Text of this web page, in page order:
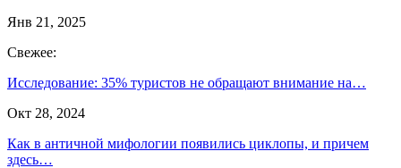
Янв 21, 2025
Свежее:
Исследование: 35% туристов не обращают внимание на…
Окт 28, 2024
Как в античной мифологии появились циклопы, и причем
здесь…